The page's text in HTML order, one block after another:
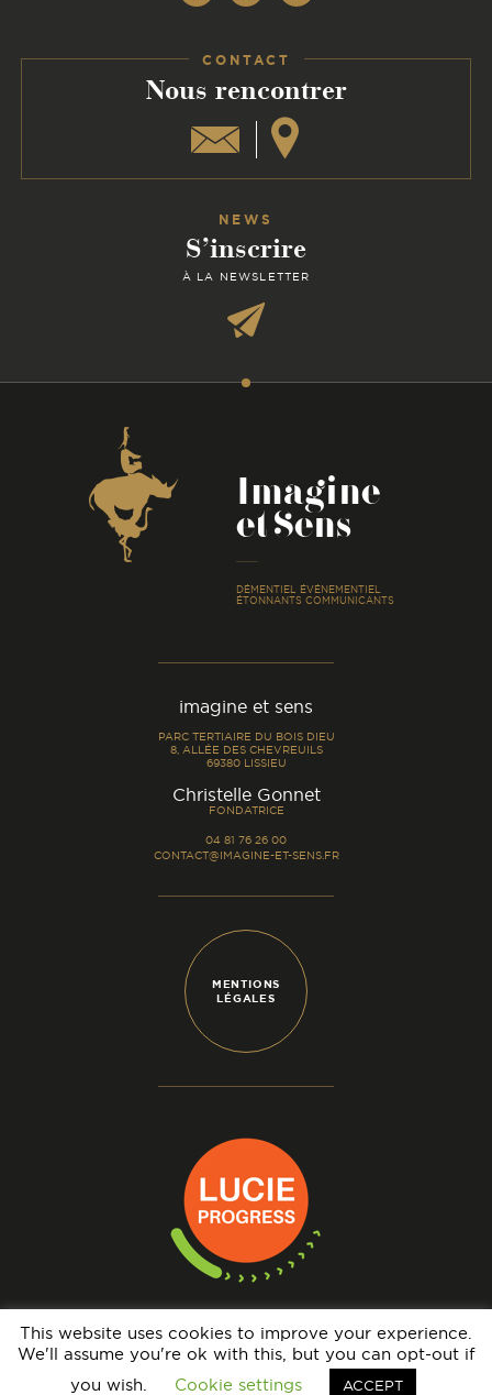
CONTACT
Nous rencontrer
NEWS
S’inscrire
À LA NEWSLETTER
Coordonnées
Imagine
et Sens
DÉMENTIEL ÉVÉNEMENTIEL
ÉTONNANTS COMMUNICANTS
imagine et sens
PARC TERTIAIRE DU BOIS DIEU
8, ALLÉE DES CHEVREUILS
69380 LISSIEU
Christelle Gonnet-
FONDATRICE
04 81 76 26 00
CONTACT@IMAGINE-ET-SENS.FR
MENTIONS
LÉGALES
N° IMMATRICULATION OPÉRATEUR DE VOYAGES : IM069140005 - GARANTIE
FINANCIÈRE : APST - BRCP : HISCOX EUROPE UNDERWRITING LIMITED
This website uses cookies to improve your experience.
We'll assume you're ok with this, but you can opt-out if
you wish.
Cookie settings ACCEPT